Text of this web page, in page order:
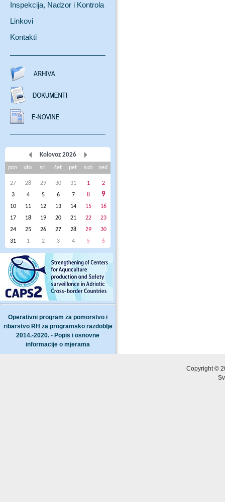
Inspekcija, Nadzor i Kontrola
Linkovi
Kontakti
Kolovoz 2026
pon uto sri čet pet sub ned
27 28 29 30 31 1
2
3
4 5 6 7 8 9
10 11 12 13 14 15
16
17
18 19 20 21 22
23
24
25 26 27 28 29
30
31
1 2 3 4 5 6
Operativni program za pomorstvo i
ribarstvo RH za programsko razdoblje
2014.-2020. - Popis i osnovne
informacije o mjerama
Copyright ©